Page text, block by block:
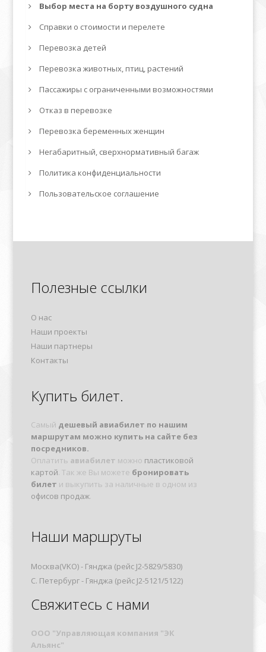
Выбор места на борту воздушного судна
Справки о стоимости и перелете
Перевозка детей
Перевозка животных, птиц, растений
Пассажиры с ограниченными возможностями
Отказ в перевозке
Перевозка беременных женщин
Негабаритный, сверхнормативный багаж
Политика конфиденциальности
Пользовательское соглашение
Полезные ссылки
О нас
Наши проекты
Наши партнеры
Контакты
Купить билет.
Самый дешевый авиабилет по нашим
маршрутам можно купить на сайте без
посредников.
Оплатить авиабилет можно пластиковой
картой. Так же Вы можете бронировать
билет и выкупить за наличные в одном из
офисов продаж.
Наши маршруты
Москва(VKO) - Гянджа (рейс J2-5829/5830)
С. Петербург - Гянджа (рейс J2-5121/5122)
Свяжитесь с нами
OOO "Управляющая компания "ЭК
Альянс"